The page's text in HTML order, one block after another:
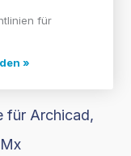
für
»
für Archicad,